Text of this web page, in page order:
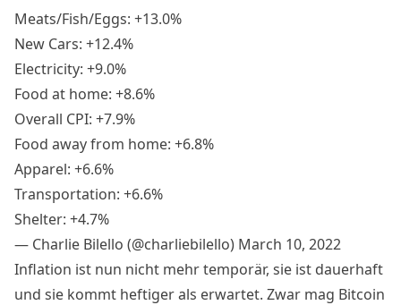
Meats/Fish/Eggs: +13.0%
New Cars: +12.4%
Electricity: +9.0%
Food at home: +8.6%
Overall CPI: +7.9%
Food away from home: +6.8%
Apparel: +6.6%
Transportation: +6.6%
Shelter: +4.7%
— Charlie Bilello (@charliebilello) March 10, 2022
Inflation ist nun nicht mehr temporär, sie ist dauerhaft
und sie kommt heftiger als erwartet. Zwar mag Bitcoin